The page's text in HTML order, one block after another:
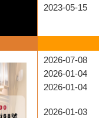
2023-05-15
2026-07-08
2026-01-04
2026-01-04
2026-01-03